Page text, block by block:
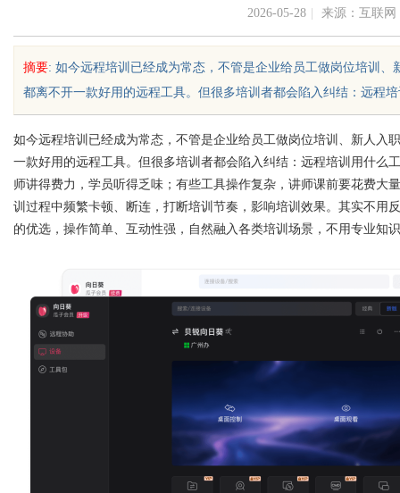
2026-05-28 来源：互联网
摘要: 如今远程培训已经成为常态，不管是企业给员工做岗位培训
都离不开一款好用的远程工具。但很多培训者都会陷入纠结：远程
如今远程培训已经成为常态，不管是企业给员工做岗位培训、新人入
一款好用的远程工具。但很多培训者都会陷入纠结：远程培训用什么
师讲得费力，学员听得乏味；有些工具操作复杂，讲师课前要花费大
训过程中频繁卡顿、断连，打断培训节奏，影响培训效果。其实不用
的优选，操作简单、互动性强，自然融入各类培训场景，不用专业知
配眼镜 国际品牌的“中国主场”：北京商
师在跨境维权中的战略支点